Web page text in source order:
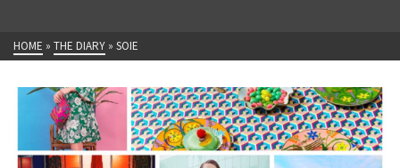
HOME » THE DIARY » SOIE